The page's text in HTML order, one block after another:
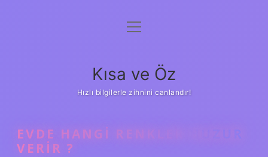
Anasayfa
Yasal Uyarı
menüyü
Kısa ve Öz
Hızlı bilgilerle zihnini canlandır!
EVDE HANGI RENKLER HUZUR
VERIR ?